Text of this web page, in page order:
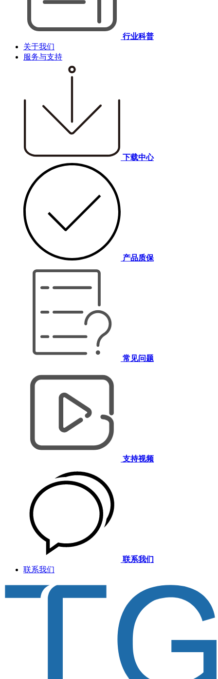
行业科普
关于我们
服务与支持
下载中心
产品质保
常见问题
支持视频
联系我们
联系我们